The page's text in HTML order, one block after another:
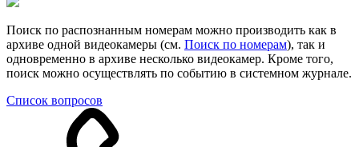
Поиск по распознанным номерам можно производить как в
архиве одной видеокамеры (см. Поиск по номерам), так и
одновременно в архиве несколько видеокамер. Кроме того,
поиск можно осуществлять по событию в системном журнале.
Cписок вопросов